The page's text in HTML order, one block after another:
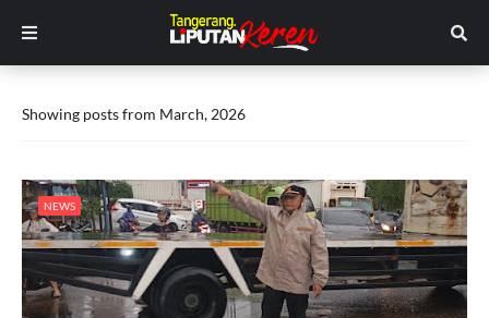
Showing posts from March, 2026
NEWS